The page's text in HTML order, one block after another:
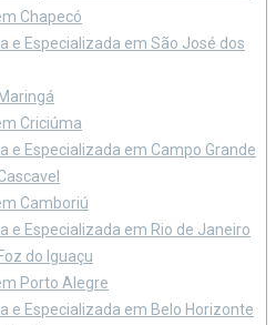
Chapecó
e Especializada em São José dos
Criciúma
e Especializada em Campo Grande
Camboriú
e Especializada em Rio de Janeiro
do Iguaçu
Porto Alegre
e Especializada em Belo Horizonte